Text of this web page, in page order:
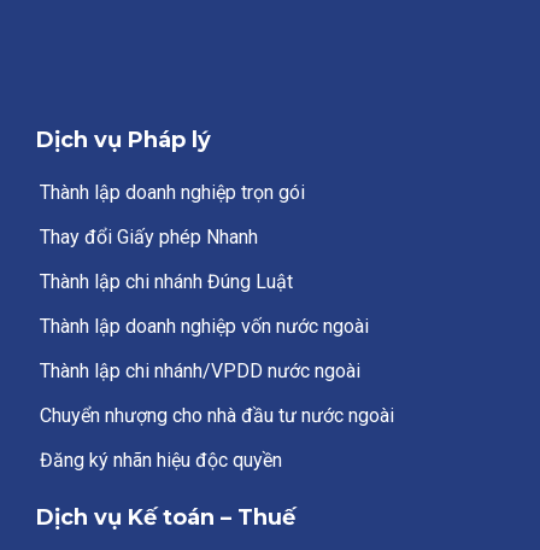
Dịch vụ Pháp lý
Thành lập doanh nghiệp trọn gói
Thay đổi Giấy phép Nhanh
Thành lập chi nhánh Đúng Luật
Thành lập doanh nghiệp vốn nước ngoài
Thành lập chi nhánh/VPDD nước ngoài
Chuyển nhượng cho nhà đầu tư nước ngoài
Đăng ký nhãn hiệu độc quyền
Dịch vụ Kế toán – Thuế